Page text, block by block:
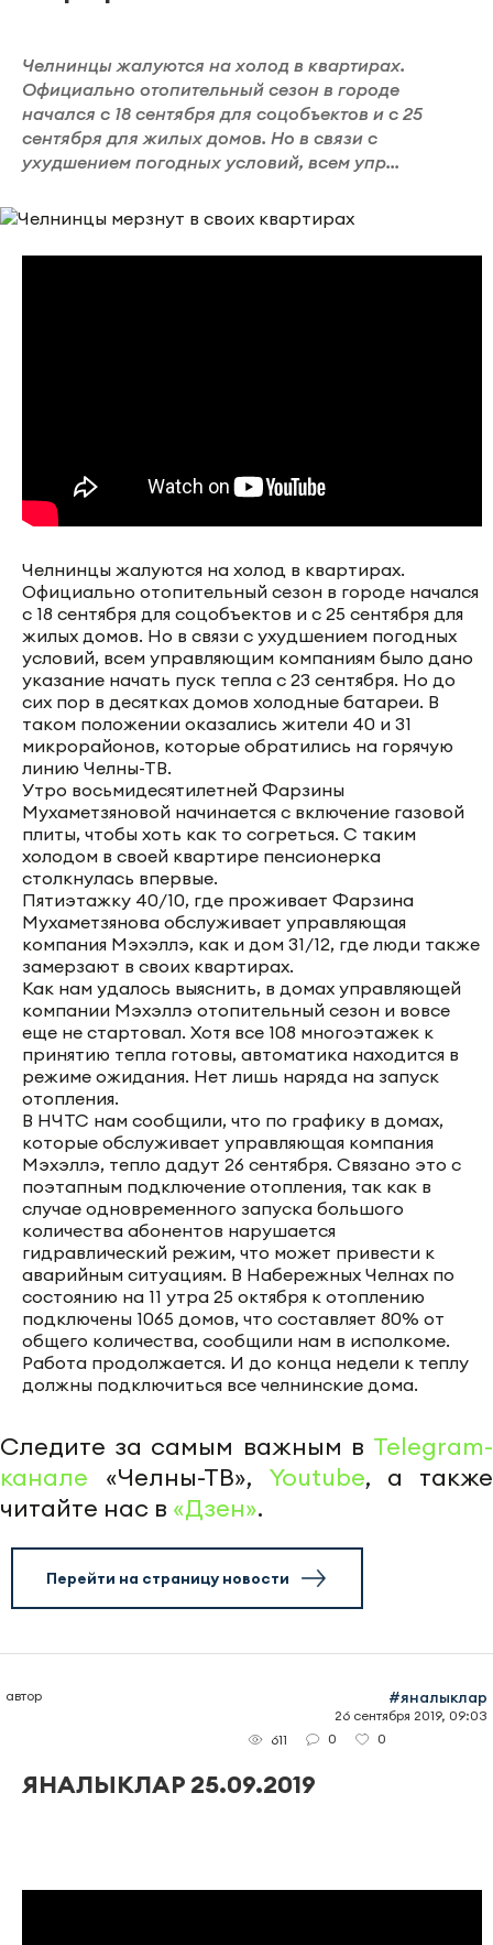
Челнинцы жалуются на холод в квартирах.
Официально отопительный сезон в городе
начался с 18 сентября для соцобъектов и с 25
сентября для жилых домов. Но в связи с
ухудшением погодных условий, всем упр...
Челнинцы жалуются на холод в квартирах.
Официально отопительный сезон в городе начался
с 18 сентября для соцобъектов и с 25 сентября для
жилых домов. Но в связи с ухудшением погодных
условий, всем управляющим компаниям было дано
указание начать пуск тепла с 23 сентября. Но до
сих пор в десятках домов холодные батареи. В
таком положении оказались жители 40 и 31
микрорайонов, которые обратились на горячую
линию Челны-ТВ.
Утро восьмидесятилетней Фарзины
Мухаметзяновой начинается с включение газовой
плиты, чтобы хоть как то согреться. С таким
холодом в своей квартире пенсионерка
столкнулась впервые.
Пятиэтажку 40/10, где проживает Фарзина
Мухаметзянова обслуживает управляющая
компания Мэхэллэ, как и дом 31/12, где люди также
замерзают в своих квартирах.
Как нам удалось выяснить, в домах управляющей
компании Мэхэллэ отопительный сезон и вовсе
еще не стартовал. Хотя все 108 многоэтажек к
принятию тепла готовы, автоматика находится в
режиме ожидания. Нет лишь наряда на запуск
отопления.
В НЧТС нам сообщили, что по графику в домах,
которые обслуживает управляющая компания
Мэхэллэ, тепло дадут 26 сентября. Связано это с
поэтапным подключение отопления, так как в
случае одновременного запуска большого
количества абонентов нарушается
гидравлический режим, что может привести к
аварийным ситуациям. В Набережных Челнах по
состоянию на 11 утра 25 октября к отоплению
подключены 1065 домов, что составляет 80% от
общего количества, сообщили нам в исполкоме.
Работа продолжается. И до конца недели к теплу
должны подключиться все челнинские дома.
Следите за самым важным в Telegram-
канале «Челны-ТВ», Youtube, а также
читайте нас в «Дзен».
Перейти на страницу новости
автор #яналыклар
26 сентября 2019, 09:03
611
0 0
ЯНАЛЫКЛАР 25.09.2019